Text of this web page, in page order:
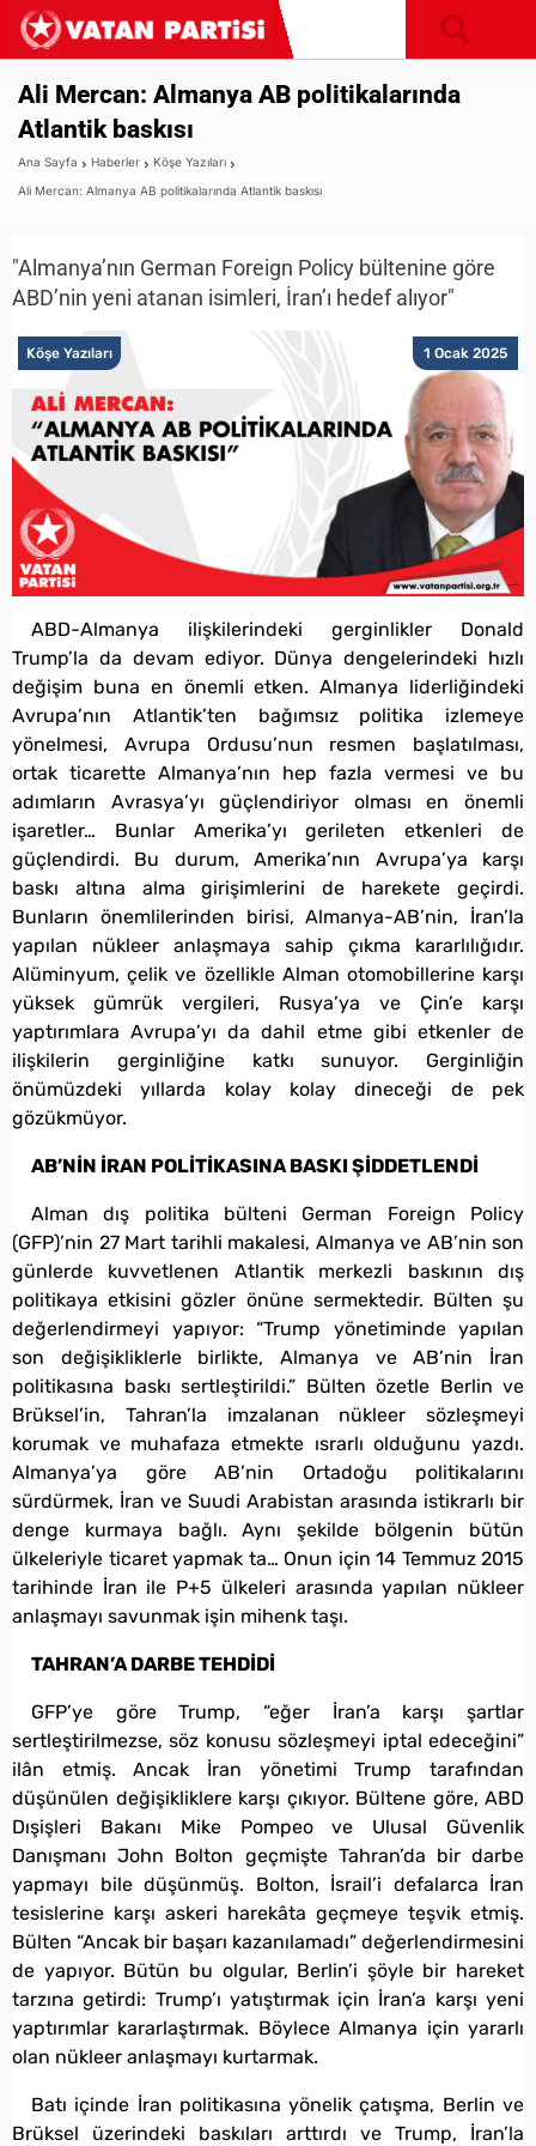
Ali Mercan: Almanya AB politikalarında
Atlantik baskısı
Ana Sayfa Haberler
Köşe Yazıları
Ali Mercan: Almanya AB politikalarında Atlantik baskısı
"Almanya’nın German Foreign Policy bültenine göre
ABD’nin yeni atanan isimleri, İran’ı hedef alıyor"
1 Ocak 2025
Köşe Yazıları
ABD-Almanya ilişkilerindeki gerginlikler Donald
Trump’la da devam ediyor. Dünya dengelerindeki hızlı
değişim buna en önemli etken. Almanya liderliğindeki
Avrupa’nın Atlantik’ten bağımsız politika izlemeye
yönelmesi, Avrupa Ordusu’nun resmen başlatılması,
ortak ticarette Almanya’nın hep fazla vermesi ve bu
adımların Avrasya’yı güçlendiriyor olması en önemli
işaretler… Bunlar Amerika’yı gerileten etkenleri de
güçlendirdi. Bu durum, Amerika’nın Avrupa’ya karşı
baskı altına alma girişimlerini de harekete geçirdi.
Bunların önemlilerinden birisi, Almanya-AB’nin, İran’la
yapılan nükleer anlaşmaya sahip çıkma kararlılığıdır.
Alüminyum, çelik ve özellikle Alman otomobillerine karşı
yüksek gümrük vergileri, Rusya’ya ve Çin’e karşı
yaptırımlara Avrupa’yı da dahil etme gibi etkenler de
ilişkilerin gerginliğine katkı sunuyor. Gerginliğin
önümüzdeki yıllarda kolay kolay dineceği de pek
gözükmüyor.
AB’NİN İRAN POLİTİKASINA BASKI ŞİDDETLENDİ
Alman dış politika bülteni German Foreign Policy
(GFP)’nin 27 Mart tarihli makalesi, Almanya ve AB’nin son
günlerde kuvvetlenen Atlantik merkezli baskının dış
politikaya etkisini gözler önüne sermektedir. Bülten şu
değerlendirmeyi yapıyor: “Trump yönetiminde yapılan
son değişikliklerle birlikte, Almanya ve AB’nin İran
politikasına baskı sertleştirildi.” Bülten özetle Berlin ve
Brüksel’in, Tahran’la imzalanan nükleer sözleşmeyi
korumak ve muhafaza etmekte ısrarlı olduğunu yazdı.
Almanya’ya göre AB’nin Ortadoğu politikalarını
sürdürmek, İran ve Suudi Arabistan arasında istikrarlı bir
denge kurmaya bağlı. Aynı şekilde bölgenin bütün
ülkeleriyle ticaret yapmak ta… Onun için 14 Temmuz 2015
tarihinde İran ile P+5 ülkeleri arasında yapılan nükleer
anlaşmayı savunmak işin mihenk taşı.
TAHRAN’A DARBE TEHDİDİ
GFP’ye göre Trump, “eğer İran’a karşı şartlar
sertleştirilmezse, söz konusu sözleşmeyi iptal edeceğini”
ilân etmiş. Ancak İran yönetimi Trump tarafından
düşünülen değişikliklere karşı çıkıyor. Bültene göre, ABD
Dışişleri Bakanı Mike Pompeo ve Ulusal Güvenlik
Danışmanı John Bolton geçmişte Tahran’da bir darbe
yapmayı bile düşünmüş. Bolton, İsrail’i defalarca İran
tesislerine karşı askeri harekâta geçmeye teşvik etmiş.
Bülten “Ancak bir başarı kazanılamadı” değerlendirmesini
de yapıyor. Bütün bu olgular, Berlin’i şöyle bir hareket
tarzına getirdi: Trump’ı yatıştırmak için İran’a karşı yeni
yaptırımlar kararlaştırmak. Böylece Almanya için yararlı
olan nükleer anlaşmayı kurtarmak.
Batı içinde İran politikasına yönelik çatışma, Berlin ve
Brüksel üzerindeki baskıları arttırdı ve Trump, İran’la